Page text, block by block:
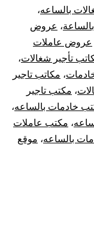
بالساعه،
، عروض
عروض عاملات
تأجير شغالات،
، مكاتب تاجير
، مكتب تاجير
خادمات بالساعه،
، مكتب عاملات
بالساعه، موقع